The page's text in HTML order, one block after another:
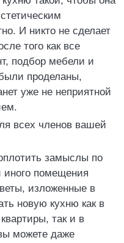
И никто не сделает
того как все
подбор мебели и
проделаны,
уже не неприятной
всех членов вашей
замыслы по
иного помещения
изложенные в
новую кухню как в
так и в
можете даже